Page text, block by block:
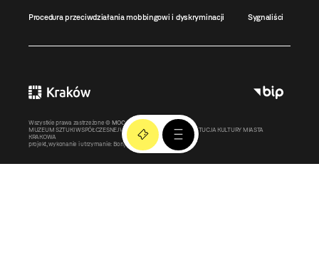
Procedura przeciwdziałania mobbingowi i dyskryminacji Sygnaliści
Wszystkie prawa zastrzeżone © MOCAK2011-2026
MUZEUM SZTUKI WSPÓŁCZESNEJ W KRAKOWIE MOCAK – INSTYTUCJA KULTURY MIASTA
KRAKOWA
projekt, wykonanie i utrzymanie: Bonjour.pl